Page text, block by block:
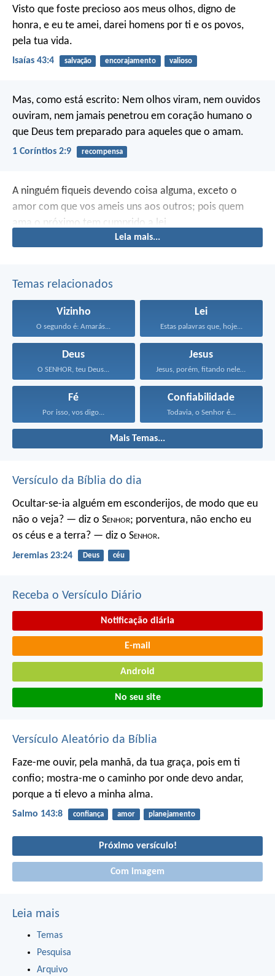
Visto que foste precioso aos meus olhos, digno de
honra, e eu te amei, darei homens por ti e os povos,
pela tua vida.
Isaías 43:4 salvação encorajamento valioso
Mas, como está escrito: Nem olhos viram, nem ouvidos
ouviram, nem jamais penetrou em coração humano o
que Deus tem preparado para aqueles que o amam.
1 Coríntios 2:9 recompensa
A ninguém fiqueis devendo coisa alguma, exceto o
amor com que vos ameis uns aos outros; pois quem
ama o próximo tem cumprido a lei.
Leia mais...
Temas relacionados
Vizinho
O segundo é: Amarás...
Lei
Estas palavras que, hoje...
Deus
O SENHOR, teu Deus...
Jesus
Jesus, porém, fitando neles...
Fé
Por isso, vos digo...
Confiabilidade
Todavia, o Senhor é...
Mais Temas...
Versículo da Bíblia do dia
Ocultar-se-ia alguém em esconderijos, de modo que eu
não o veja? — diz o Senhor; porventura, não encho eu
os céus e a terra? — diz o Senhor.
Jeremias 23:24 Deus céu
Receba o Versículo Diário
Notificação diária
E-mail
Android
No seu site
Versículo Aleatório da Bíblia
Faze-me ouvir, pela manhã, da tua graça, pois em ti
confio; mostra-me o caminho por onde devo andar,
porque a ti elevo a minha alma.
Salmo 143:8 confiança amor planejamento
Próximo versículo!
Com imagem
Leia mais
Temas
Pesquisa
Arquivo